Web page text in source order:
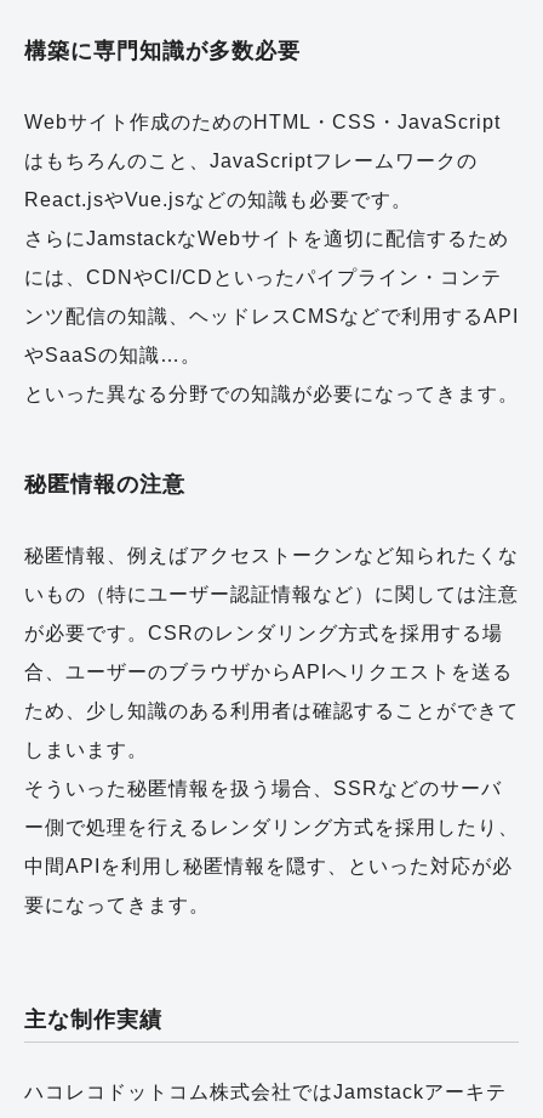
構築に専門知識が多数必要
Webサイト作成のためのHTML・CSS・JavaScript
はもちろんのこと、JavaScriptフレームワークの
React.jsやVue.jsなどの知識も必要です。
さらにJamstackなWebサイトを適切に配信するため
には、CDNやCI/CDといったパイプライン・コンテ
ンツ配信の知識、ヘッドレスCMSなどで利用するAPI
やSaaSの知識…。
といった異なる分野での知識が必要になってきます。
秘匿情報の注意
秘匿情報、例えばアクセストークンなど知られたくな
いもの（特にユーザー認証情報など）に関しては注意
が必要です。CSRのレンダリング方式を採用する場
合、ユーザーのブラウザからAPIへリクエストを送る
ため、少し知識のある利用者は確認することができて
しまいます。
そういった秘匿情報を扱う場合、SSRなどのサーバ
ー側で処理を行えるレンダリング方式を採用したり、
中間APIを利用し秘匿情報を隠す、といった対応が必
要になってきます。
主な制作実績
ハコレコドットコム株式会社ではJamstackアーキテ